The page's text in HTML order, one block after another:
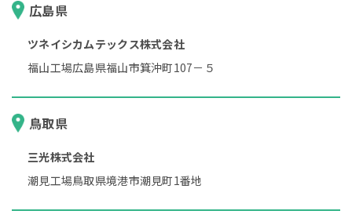
広島県
ツネイシカムテックス株式会社
福山工場広島県福山市箕沖町107－５
鳥取県
三光株式会社
潮見工場鳥取県境港市潮見町1番地